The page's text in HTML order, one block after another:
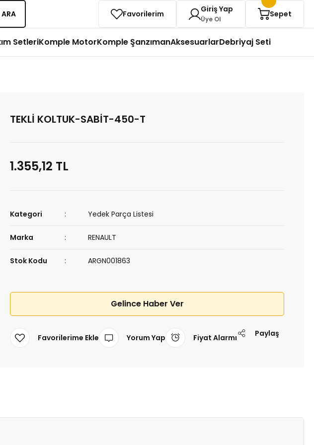
ARA Favorilerim Giriş Yap
Üye Ol
Sepet
SetleriKomple MotorKomple ŞanzımanAksesuarlarDebriyaj Seti
TEKLİ KOLTUK-SABİT-450-T
1.355,12 TL
Kategori Yedek Parça Listesi
Marka RENAULT
Stok Kodu ARGN001863
Gelince Haber Ver
Yorum Yap Fiyat Alarmı Paylaş